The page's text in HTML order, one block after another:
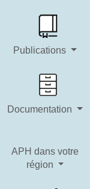
Publications
Documentation
APH dans votre
région